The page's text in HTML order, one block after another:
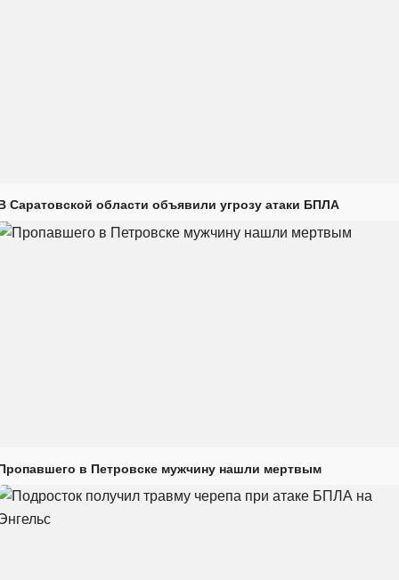
Саратовской области объявили угрозу атаки БПЛА
в Петровске мужчину нашли мертвым